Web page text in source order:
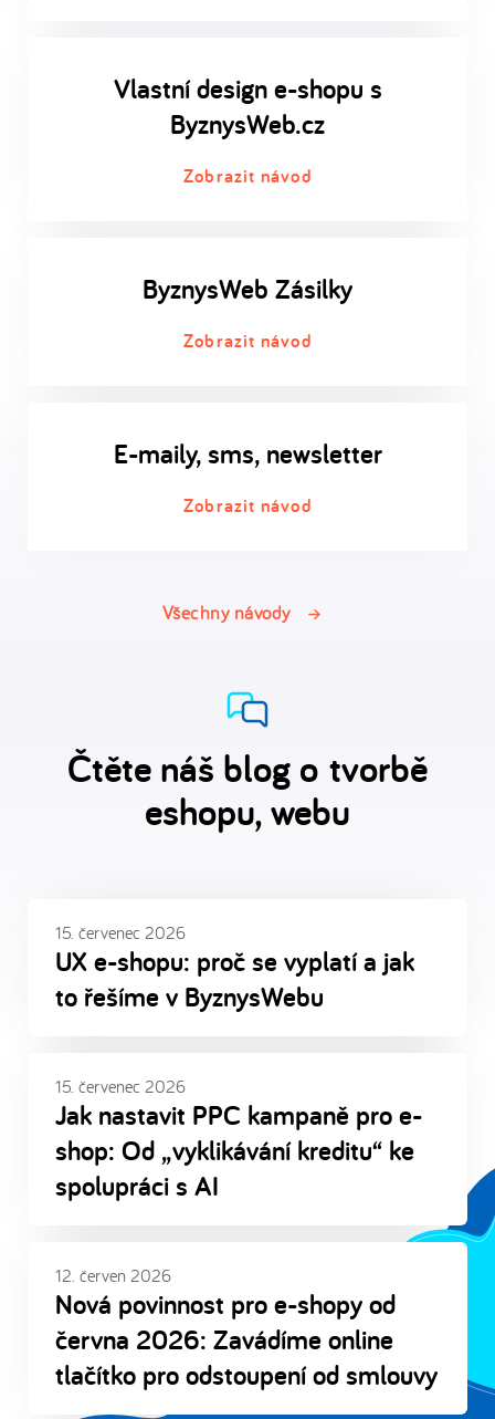
Vlastní design e-shopu s
ByznysWeb.cz
Zobrazit návod
ByznysWeb Zásilky
Zobrazit návod
E-maily, sms, newsletter
Zobrazit návod
Všechny návody
Čtěte náš blog o tvorbě
eshopu, webu
UX e-shopu: proč se vyplatí a jak
to řešíme v ByznysWebu
15. červenec 2026
Jak nastavit PPC kampaně pro e-
shop: Od „vyklikávání kreditu“ ke
spolupráci s AI
15. červenec 2026
Nová povinnost pro e-shopy od
června 2026: Zavádíme online
tlačítko pro odstoupení od smlouvy
12. červen 2026